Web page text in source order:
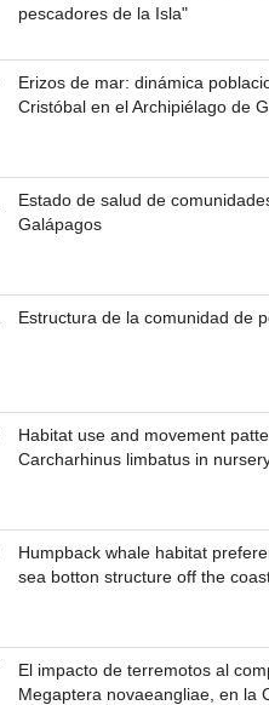
pescadores de la Isla"
Erizos de mar: dinámica
Cristóbal en el Archipiélago de
Estado de salud de
Galápagos
Estructura de la comunidad de
Habitat use and movement
Carcharhinus limbatus in
Humpback whale habitat
sea botton structure off the
El impacto de terremotos al
Megaptera novaeangliae, en la